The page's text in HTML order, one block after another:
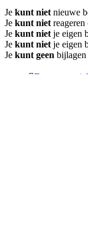
Je kunt niet nieuwe
Je kunt niet
Je kunt niet je eigen
Je kunt niet je eigen
Je kunt geen
Forumoverzicht